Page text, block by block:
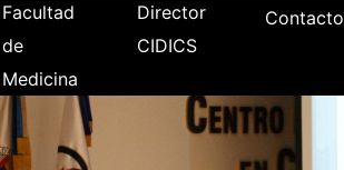
Facultad
de
Medicina
Director
CIDICS
Contacto